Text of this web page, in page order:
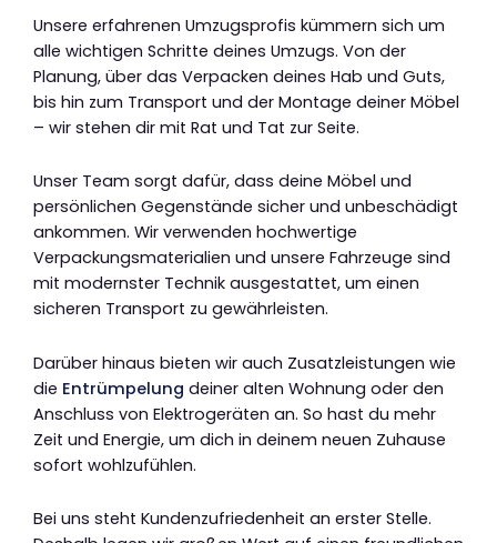
Unsere erfahrenen Umzugsprofis kümmern sich um
alle wichtigen Schritte deines Umzugs. Von der
Planung, über das Verpacken deines Hab und Guts,
bis hin zum Transport und der Montage deiner Möbel
– wir stehen dir mit Rat und Tat zur Seite.
Unser Team sorgt dafür, dass deine Möbel und
persönlichen Gegenstände sicher und unbeschädigt
ankommen. Wir verwenden hochwertige
Verpackungsmaterialien und unsere Fahrzeuge sind
mit modernster Technik ausgestattet, um einen
sicheren Transport zu gewährleisten.
Darüber hinaus bieten wir auch Zusatzleistungen wie
die Entrümpelung deiner alten Wohnung oder den
Anschluss von Elektrogeräten an. So hast du mehr
Zeit und Energie, um dich in deinem neuen Zuhause
sofort wohlzufühlen.
Bei uns steht Kundenzufriedenheit an erster Stelle.